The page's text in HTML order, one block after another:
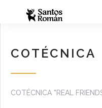
COTÉCNICA
COTÉCNICA "REAL